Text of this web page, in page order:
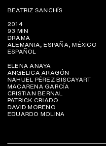
BEATRIZ SANCHÍS
2014
93 MIN
DRAMA
ALEMANIA, ESPAÑA, MÉXICO
ESPAÑOL
ELENA ANAYA
ANGÉLICA ARAGÓN
NAHUEL PÉREZ BISCAYART
MACARENA GARCÍA
CRISTIAN BERNAL
PATRICK CRIADO
DAVID MORENO
EDUARDO MOLINA